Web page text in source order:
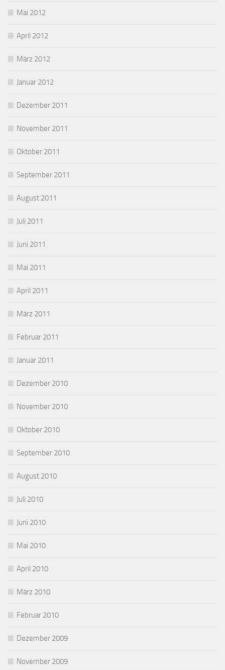
Mai 2012
April 2012
März 2012
Januar 2012
Dezember 2011
November 2011
Oktober 2011
September 2011
August 2011
Juli 2011
Juni 2011
Mai 2011
April 2011
März 2011
Februar 2011
Januar 2011
Dezember 2010
November 2010
Oktober 2010
September 2010
August 2010
Juli 2010
Juni 2010
Mai 2010
April 2010
März 2010
Februar 2010
Dezember 2009
November 2009